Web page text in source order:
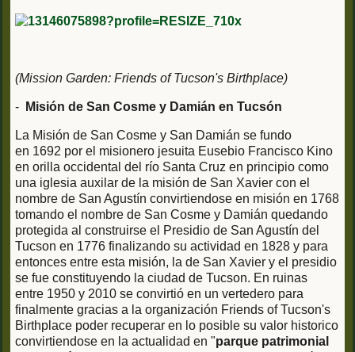
(Mission Garden: Friends of Tucson's Birthplace)
- Misión de San Cosme y Damián en Tucsón
La Misión de San Cosme y San Damián se fundo
en 1692 por el misionero jesuita Eusebio Francisco Kino
en orilla occidental del río Santa Cruz en principio como
una iglesia auxilar de la misión de San Xavier con el
nombre de San Agustín convirtiendose en misión en 1768
tomando el nombre de San Cosme y Damián quedando
protegida al construirse el Presidio de San Agustín del
Tucson en 1776 finalizando su actividad en 1828 y para
entonces entre esta misión, la de San Xavier y el presidio
se fue constituyendo la ciudad de Tucson. En ruinas
entre 1950 y 2010 se convirtió en un vertedero para
finalmente gracias a la organización Friends of Tucson's
Birthplace poder recuperar en lo posible su valor historico
convirtiendose en la actualidad en "parque patrimonial